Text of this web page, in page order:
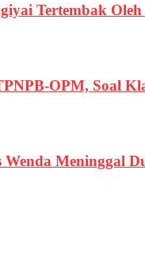
Tertembak
OPM, Soal
Wenda Meninggal